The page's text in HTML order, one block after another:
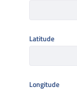
Latitude
Longitude